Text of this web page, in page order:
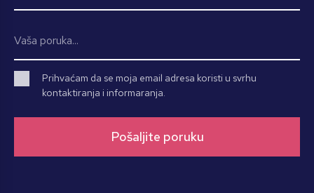
Prihvaćam da se moja email adresa koristi u svrhu
kontaktiranja i informaranja.